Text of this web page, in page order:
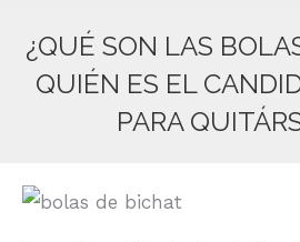
¿QUÉ SON LAS
QUIÉN ES EL
PARA